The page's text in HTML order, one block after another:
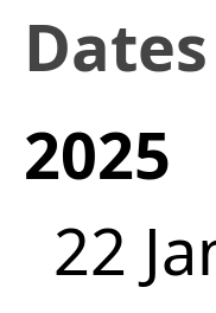
2025
22